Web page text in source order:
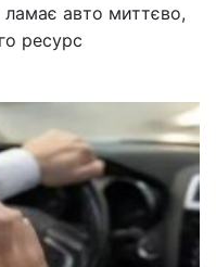
ламає авто миттєво,
ресурс